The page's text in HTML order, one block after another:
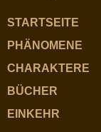
STARTSEITE
PHÄNOMENE
CHARAKTERE
BÜCHER
EINKEHR